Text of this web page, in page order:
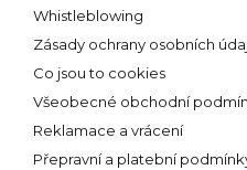
Whistleblowing
Zásady ochrany osobních
Co jsou to cookies
Všeobecné obchodní
Reklamace a vrácení
Přepravní a platební